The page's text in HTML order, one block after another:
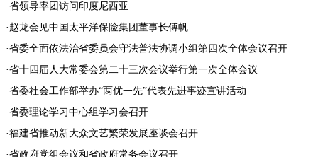
·省领导率团访问印度尼西亚
· 赵龙会见中国太平洋保险集团董事长傅帆
·省委全面依法治省委员会守法普法协调小组第四次全体会议召开
·省十四届人大常委会第二十三次会议举行第一次全体会议
·省委社会工作部举办“两优一先”代表先进事迹宣讲活动
·省委理论学习中心组学习会召开
·福建省推动新大众文艺繁荣发展座谈会召开
·省政府党组会议和省政府常务会议召开